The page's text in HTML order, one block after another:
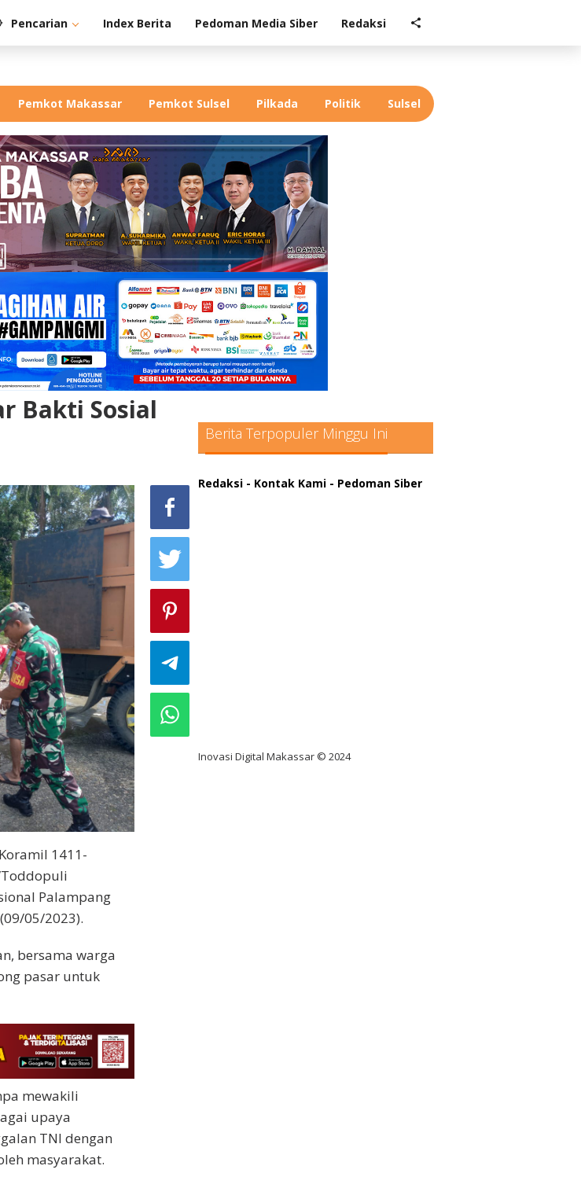
Pencarian Index Berita Pedoman Media Siber Redaksi
Pemkot Makassar Pemkot Sulsel Pilkada Politik Sulsel
Bakti Sosial
1411-
Palampang
05/2023).
bersama warga
pasar untuk
mewakili
upaya
TNI dengan
masyarakat.
Berita Terpopuler Minggu Ini
Redaksi - Kontak Kami - Pedoman Siber
Inovasi Digital Makassar © 2024